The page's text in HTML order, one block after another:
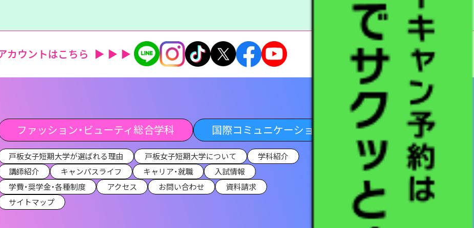
カウントはこちら
ファッション・ビューティ総合学科 国際コミュニケーション学科
戸板女子短期大学が選ばれる理由 戸板女子短期大学について
学科紹介
講師紹介
キャンパスライフ キャリア・就職
入試情報
学費・奨学金・各種制度
アクセス お問い合わせ
資料請求
サイトマップ